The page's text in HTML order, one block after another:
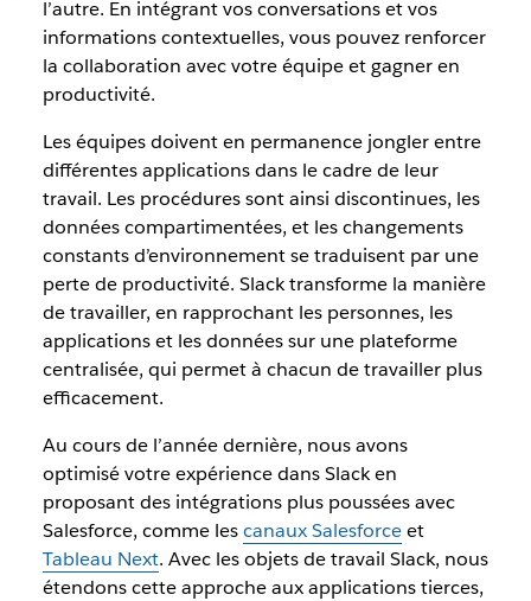
l’autre. En intégrant vos conversations et vos
informations contextuelles, vous pouvez renforcer
la collaboration avec votre équipe et gagner en
productivité.
Les équipes doivent en permanence jongler entre
différentes applications dans le cadre de leur
travail. Les procédures sont ainsi discontinues, les
données compartimentées, et les changements
constants d’environnement se traduisent par une
perte de productivité. Slack transforme la manière
de travailler, en rapprochant les personnes, les
applications et les données sur une plateforme
centralisée, qui permet à chacun de travailler plus
efficacement.
Au cours de l’année dernière, nous avons
optimisé votre expérience dans Slack en
proposant des intégrations plus poussées avec
Salesforce, comme lescanaux Salesforceet
Tableau Next. Avec les objets de travail Slack, nous
étendons cette approche aux applications tierces,